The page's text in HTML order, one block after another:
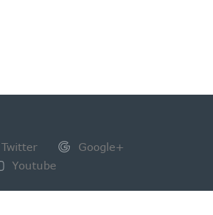
Twitter
Google+
Youtube